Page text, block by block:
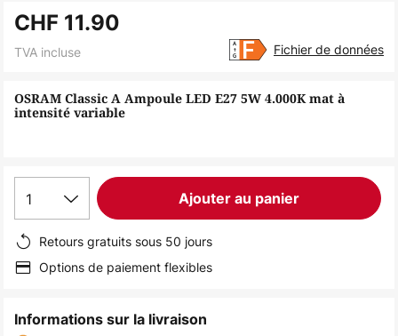
to
the
of
the
OSRAM Classic A Ampoule LED E27 5W 4.000K mat à
intensité variable
CHF 11.90
TVA incluse Fichier de données
1 Ajouter au panier
Retours gratuits sous 50 jours
Options de paiement flexibles
Informations sur la livraison